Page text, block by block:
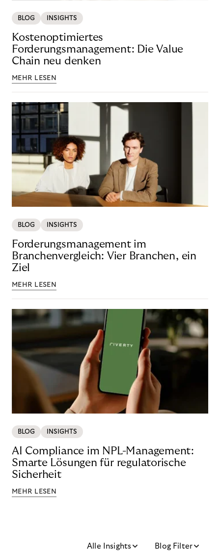
BLOG INSIGHTS
Kostenoptimiertes
Forderungsmanagement: Die Value
Chain neu denken
MEHR LESEN
BLOG INSIGHTS
Forderungsmanagement im
Branchenvergleich: Vier Branchen, ein
Ziel
MEHR LESEN
BLOG INSIGHTS
AI Compliance im NPL-Management:
Smarte Lösungen für regulatorische
Sicherheit
MEHR LESEN
Alle Insights Blog Filter